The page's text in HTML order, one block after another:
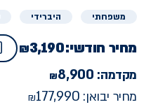
משפחתי היברידי
מחיר חודשי:3,190
מקדמה: 8,900
מחיר יבואן: 177,990